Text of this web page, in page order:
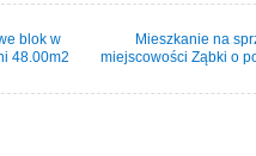
blok w
48.00m2
Mieszkanie na
miejscowości Ząbki o